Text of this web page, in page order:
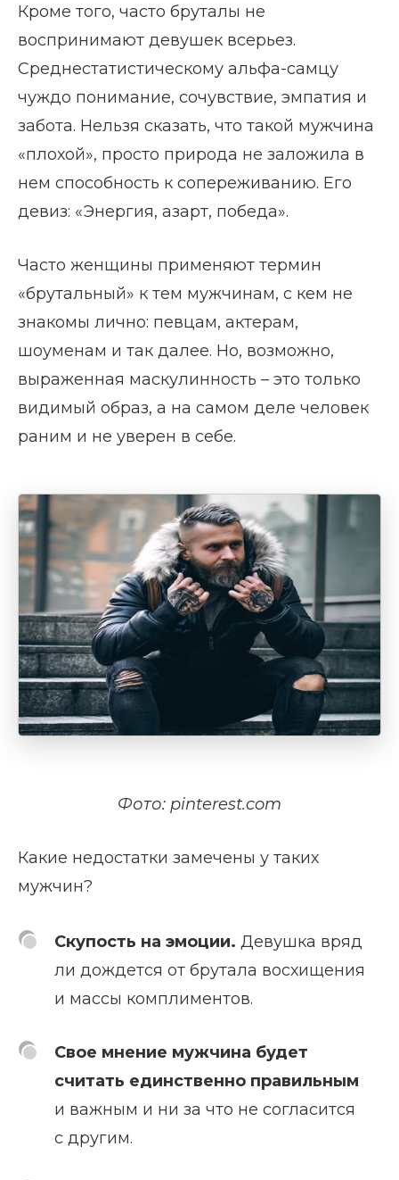
Кроме того, часто бруталы не
воспринимают девушек всерьез.
Среднестатистическому альфа-самцу
чуждо понимание, сочувствие, эмпатия и
забота. Нельзя сказать, что такой мужчина
«плохой», просто природа не заложила в
нем способность к сопереживанию. Его
девиз: «Энергия, азарт, победа».
Часто женщины применяют термин
«брутальный» к тем мужчинам, с кем не
знакомы лично: певцам, актерам,
шоуменам и так далее. Но, возможно,
выраженная маскулинность – это только
видимый образ, а на самом деле человек
раним и не уверен в себе.
Фото: pinterest.com
Какие недостатки замечены у таких
мужчин?
Скупость на эмоции. Девушка вряд
ли дождется от брутала восхищения
и массы комплиментов.
Свое мнение мужчина будет
считать единственно правильным
и важным и ни за что не согласится
с другим.